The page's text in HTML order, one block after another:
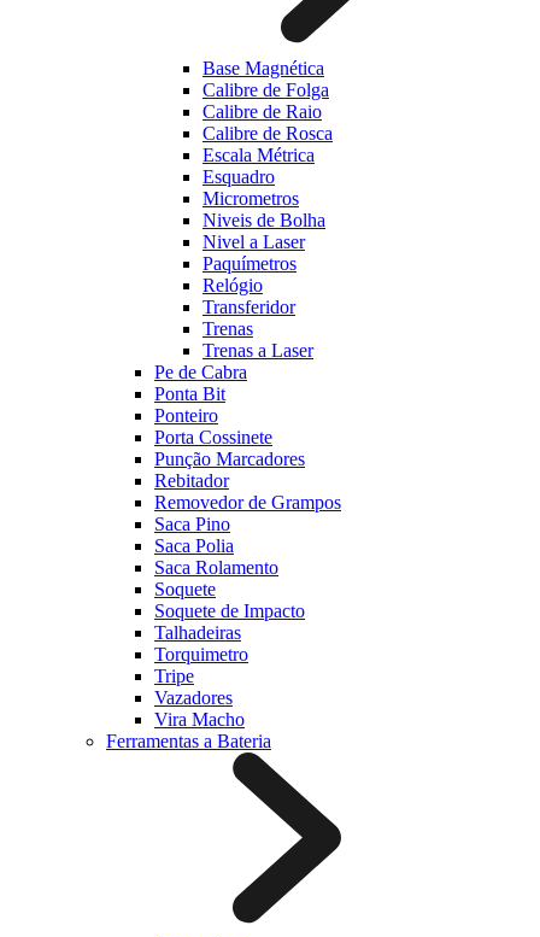
Base Magnética
Calibre de Folga
Calibre de Raio
Calibre de Rosca
Escala Métrica
Esquadro
Micrometros
Niveis de Bolha
Nivel a Laser
Paquímetros
Relógio
Transferidor
Trenas
Trenas a Laser
Pe de Cabra
Ponta Bit
Ponteiro
Porta Cossinete
Punção Marcadores
Rebitador
Removedor de Grampos
Saca Pino
Saca Polia
Saca Rolamento
Soquete
Soquete de Impacto
Talhadeiras
Torquimetro
Tripe
Vazadores
Vira Macho
Ferramentas a Bateria